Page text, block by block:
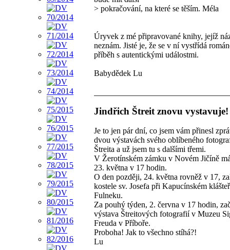
> pokračování, na které se těším. Méla
Úryvek z mé připravované knihy, jejíž
neznám. Jisté je, že se v ní vystřídá
příběh s autentickými událostmi.
Babydědek Lu
Jindřich Štreit znovu vystavuje!
Je to jen pár dní, co jsem vám přinesl
dvou výstavách svého oblíbeného
Štreita a už jsem tu s dalšími třemi.
V Žerotínském zámku v Novém Jičíně
23. května v 17 hodin.
O den později, 24. května rovněž v 17,
kostele sv. Josefa při Kapucínském
Fulneku.
Za pouhý týden, 2. června v 17 hodin,
výstava Štreitových fotografií v Muzeu
Freuda v Příboře.
Proboha! Jak to všechno stíhá?!
Lu